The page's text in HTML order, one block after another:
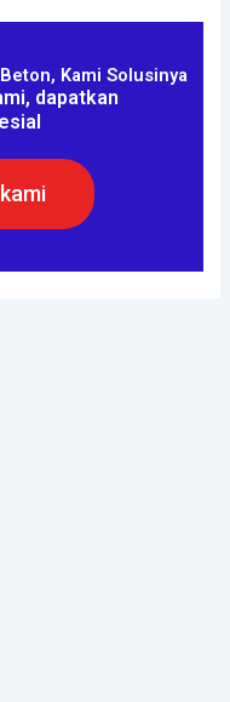
Kami Solusinya
dapatkan